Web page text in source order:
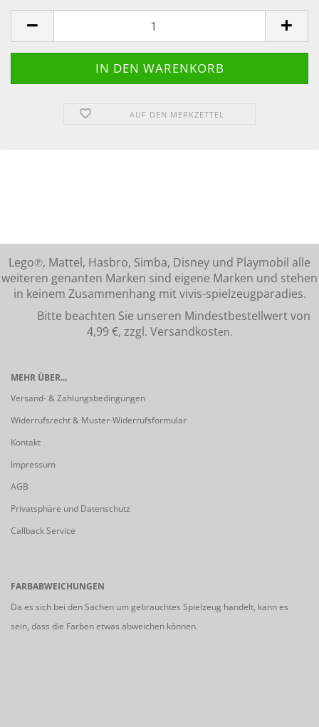
AUF DEN MERKZETTEL
Lego℗, Mattel, Hasbro, Simba, Disney und Playmobil alle
weiteren genanten Marken sind eigene Marken und stehen
in keinem Zusammenhang mit vivis-spielzeugparadies.
Bitte beachten Sie unseren Mindestbestellwert von
4,99 €, zzgl. Versandkosten.
MEHR ÜBER...
Versand- & Zahlungsbedingungen
Widerrufsrecht & Muster-Widerrufsformular
Kontakt
Impressum
AGB
Privatsphäre und Datenschutz
Callback Service
FARBABWEICHUNGEN
Da es sich bei den Sachen um gebrauchtes Spielzeug handelt, kann es
sein, dass die Farben etwas abweichen können.